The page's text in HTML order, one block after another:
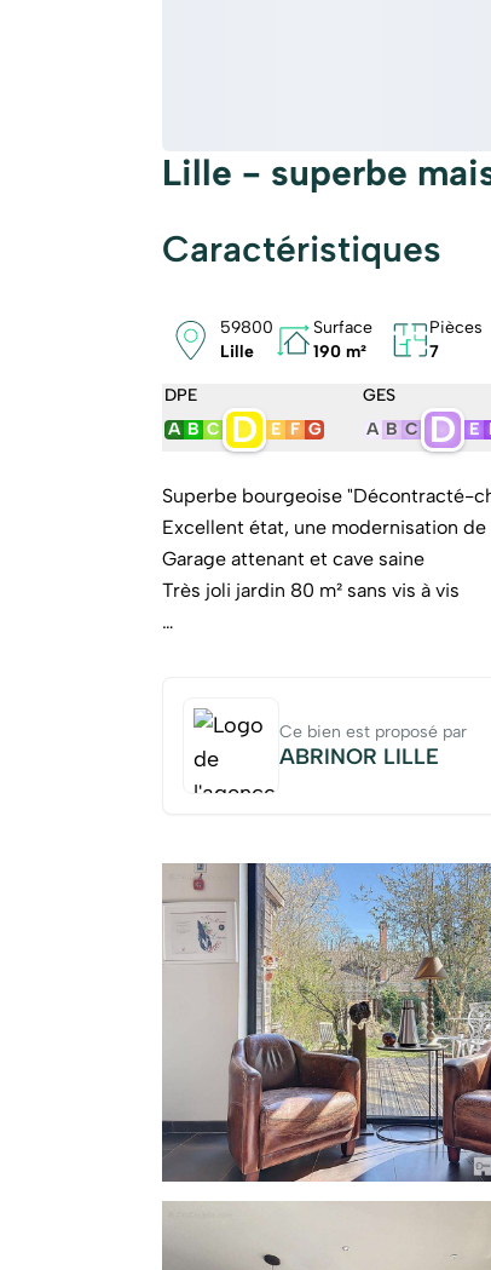
Lille - superbe
Caractéristiques
59800
Lille
Surface
190 m²
Pièces
7
DPE
A B C D E F G
GES
A B C D E
Superbe bourgeoise "Décontracté-
Excellent état, une modernisation
Garage attenant et cave saine
Très joli jardin 80 m² sans vis à vis
Les informations sur les
Ce bien est proposé par
ABRINOR LILLE